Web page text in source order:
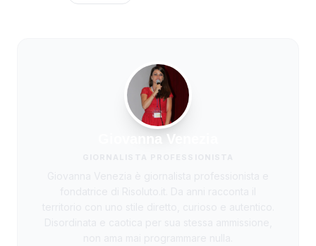
Giovanna Venezia